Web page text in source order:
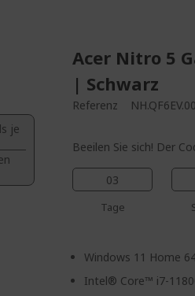
je
Acer Nitro 5
| Schwarz
Referenz
Beeilen Sie sich! Der
03
Tage
Windows 11 Home
Intel® Core™ i7-